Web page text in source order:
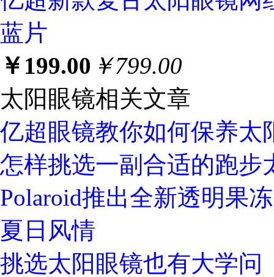
蓝片
￥199.00 ￥799.00
太阳眼镜相关文章
亿超眼镜教你如何保养太
怎样挑选一副合适的跑步
Polaroid推出全新透明果
夏日风情
挑选太阳眼镜也有大学问